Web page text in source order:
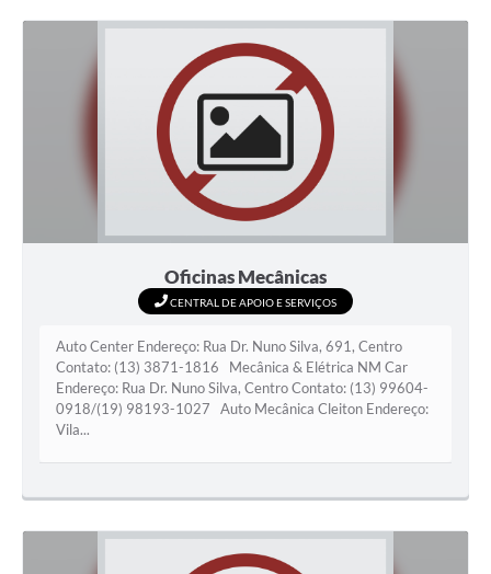
Oficinas Mecânicas
CENTRAL DE APOIO E SERVIÇOS
Auto Center Endereço: Rua Dr. Nuno Silva, 691, Centro
Contato: (13) 3871-1816 Mecânica & Elétrica NM Car
Endereço: Rua Dr. Nuno Silva, Centro Contato: (13) 99604-
0918/(19) 98193-1027 Auto Mecânica Cleiton Endereço:
Vila...